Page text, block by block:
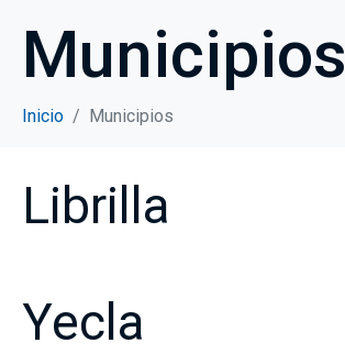
Municipios
Inicio Municipios
Librilla
Yecla